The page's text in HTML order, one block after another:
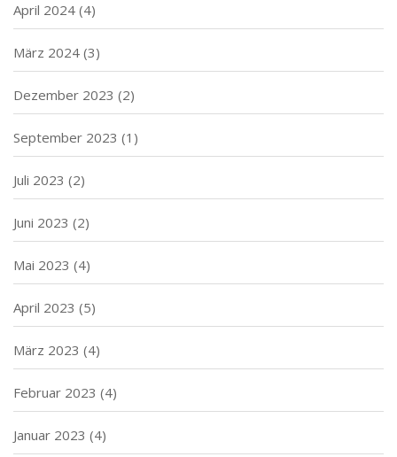
April 2024 (4)
März 2024 (3)
Dezember 2023 (2)
September 2023 (1)
Juli 2023 (2)
Juni 2023 (2)
Mai 2023 (4)
April 2023 (5)
März 2023 (4)
Februar 2023 (4)
Januar 2023 (4)